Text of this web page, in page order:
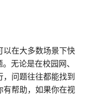
以在大多数场景下快
无论是在校园网、
，问题往往都能找到
有帮助，如果你在视